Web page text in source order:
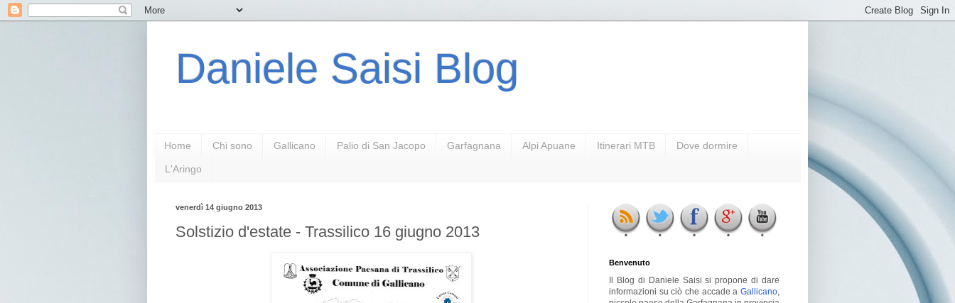
Daniele Saisi Blog
Home Chi sono Gallicano Palio di San Jacopo Garfagnana Alpi Apuane Itinerari MTB Dove dormire
L'Aringo
venerdì 14 giugno 2013
Solstizio d'estate - Trassilico 16 giugno 2013
Benvenuto
Il Blog di Daniele Saisi si propone di dare
informazioni su ciò che accade a Gallicano